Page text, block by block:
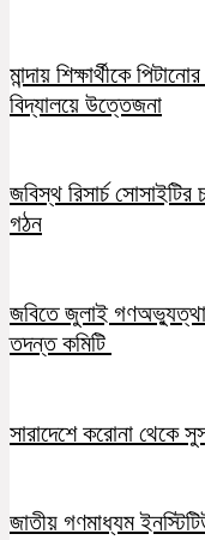
মান্দায় শিক্ষার্থীকে
বিদ্যালয়ে উত্তেজনা
জবিস্থ রিসার্চ সোসাইটির
গঠন
জবিতে জুলাই
তদন্ত কমিটি
সারাদেশে করোনা থেকে
জাতীয় গণমাধ্যম